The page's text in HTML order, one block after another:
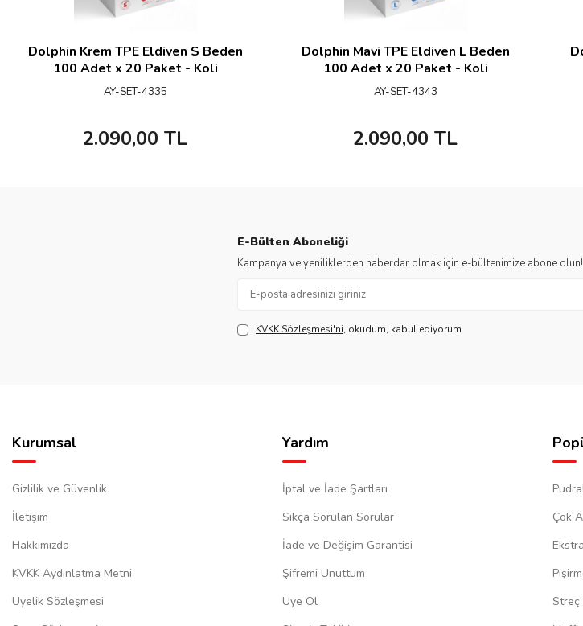
Dolphin Krem TPE Eldiven S Beden
100 Adet x 20 Paket - Koli
AY-SET-4335
2.090,00 TL
Dolphin Mavi TPE Eldiven L Beden
100 Adet x 20 Paket - Koli
AY-SET-4343
2.090,00 TL
E-Bülten Aboneliği
Kampanya ve yeniliklerden haberdar olmak için e-bültenimize abone olun!
KVKK Sözleşmesi'ni, okudum, kabul ediyorum.
Kurumsal
Gizlilik ve Güvenlik
İletişim
Hakkımızda
KVKK Aydınlatma Metni
Üyelik Sözleşmesi
Yardım
İptal ve İade Şartları
Sıkça Sorulan Sorular
İade ve Değişim Garantisi
Şifremi Unuttum
Üye Ol
Çok
Streç